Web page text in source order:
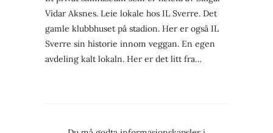
Vidar Aksnes. Leie lokale hos IL Sverre. Det
gamle klubbhuset på stadion. Her er også IL
Sverre sin historie innom veggan. En egen
avdeling kalt lokaln. Her er det litt fra…